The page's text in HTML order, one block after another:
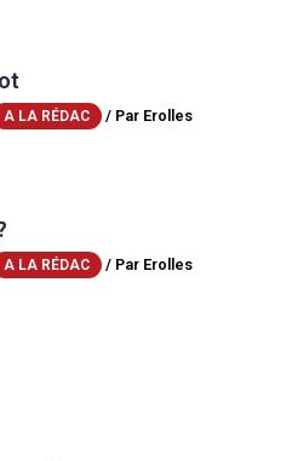
A LA RÉDAC / Par Erolles
A LA RÉDAC / Par Erolles